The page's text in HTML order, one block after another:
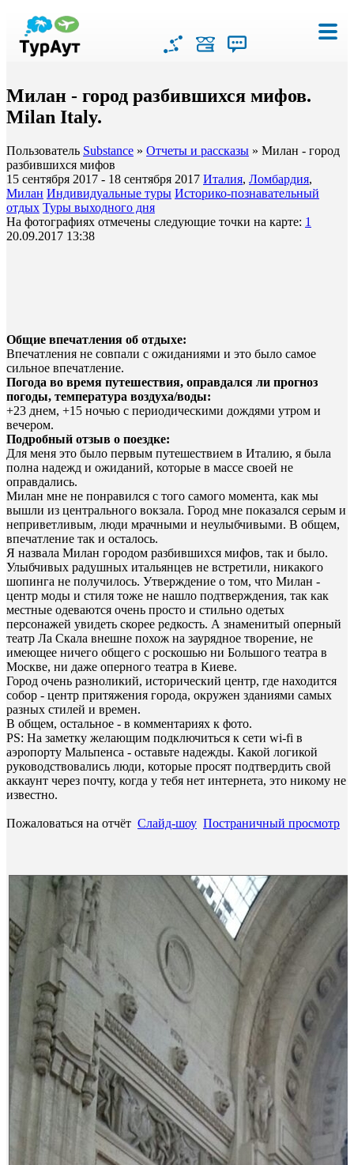
Милан - город разбившихся мифов.
Milan Italy.
Пользователь Substance » Отчеты и рассказы » Милан - город
разбившихся мифов
15 сентября 2017 - 18 сентября 2017 Италия, Ломбардия,
Милан Индивидуальные туры Историко-познавательный
отдых Туры выходного дня
На фотографиях отмечены следующие точки на карте: 1
20.09.2017 13:38
Общие впечатления об отдыхе:
Впечатления не совпали с ожиданиями и это было самое
сильное впечатление.
Погода во время путешествия, оправдался ли прогноз
погоды, температура воздуха/воды:
+23 днем, +15 ночью с периодическими дождями утром и
вечером.
Подробный отзыв о поездке:
Для меня это было первым путешествием в Италию, я была
полна надежд и ожиданий, которые в массе своей не
оправдались.
Милан мне не понравился с того самого момента, как мы
вышли из центрального вокзала. Город мне показался серым и
неприветливым, люди мрачными и неулыбчивыми. В общем,
впечатление так и осталось.
Я назвала Милан городом разбившихся мифов, так и было.
Улыбчивых радушных итальянцев не встретили, никакого
шопинга не получилось. Утверждение о том, что Милан -
центр моды и стиля тоже не нашло подтверждения, так как
местные одеваются очень просто и стильно одетых
персонажей увидеть скорее редкость. А знаменитый оперный
театр Ла Скала внешне похож на заурядное творение, не
имеющее ничего общего с роскошью ни Большого театра в
Москве, ни даже оперного театра в Киеве.
Город очень разноликий, исторический центр, где находится
собор - центр притяжения города, окружен зданиями самых
разных стилей и времен.
В общем, остальное - в комментариях к фото.
PS: На заметку желающим подключиться к сети wi-fi в
аэропорту Мальпенса - оставьте надежды. Какой логикой
руководствовались люди, которые просят подтвердить свой
аккаунт через почту, когда у тебя нет интернета, это никому не
известно.
Пожаловаться на отчёт Слайд-шоу Постраничный просмотр